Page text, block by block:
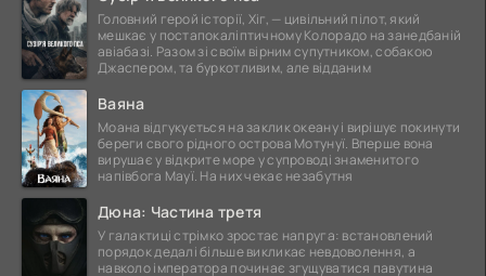
Головний герой історії, Хіг, — цивільний пілот, який
мешкає у постапокаліптичному Колорадо на занедбаній
авіабазі. Разом зі своїм вірним супутником, собакою
Джаспером, та буркотливим, але відданим
Ваяна
Моана відгукується на заклик океану і вирішує покинути
береги свого рідного острова Мотунуї. Вперше вона
вирушає у відкрите море у супроводі знаменитого
напівбога Мауї. На них чекає незабутня
Дюна: Частина третя
У галактиці стрімко зростає напруга: встановлений
порядок дедалі більше викликає невдоволення, а
навколо імператора починає згущуватися павутина